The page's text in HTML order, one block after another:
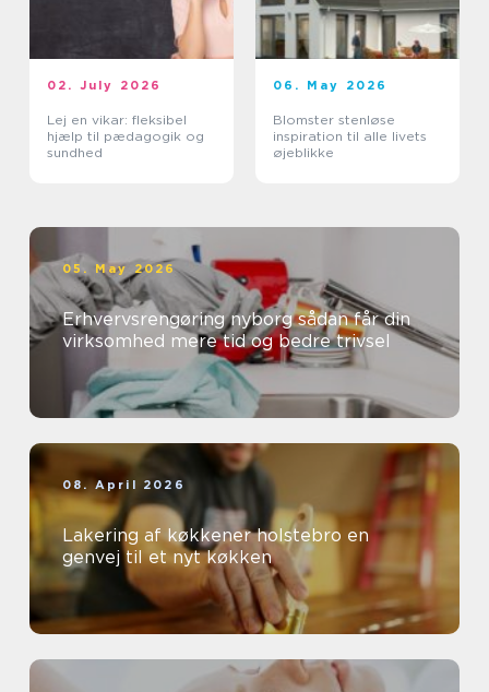
02. July 2026
Lej en vikar: fleksibel
hjælp til pædagogik og
sundhed
06. May 2026
Blomster stenløse
inspiration til alle livets
øjeblikke
05. May 2026
Erhvervsrengøring nyborg sådan får din
virksomhed mere tid og bedre trivsel
08. April 2026
Lakering af køkkener holstebro en
genvej til et nyt køkken